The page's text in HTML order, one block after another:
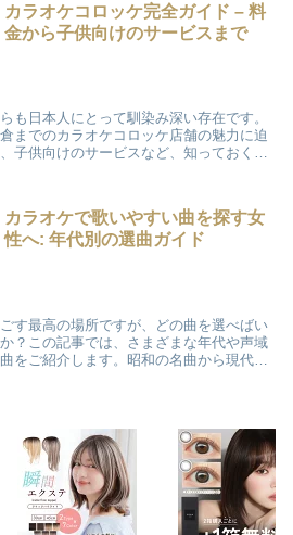
カラオケコロッケ完全ガイド – 料
金から子供向けのサービスまで
も日本人にとって馴染み深い存在です。
までのカラオケコロッケ店舗の魅力に迫
子供向けのサービスなど、知っておくべ
カラオケで歌いやすい曲を探す女
性へ: 年代別の選曲ガイド
す最高の場所ですが、どの曲を選べばい
？この記事では、さまざまな年代や声域
をご紹介します。昭和の名曲から現代の